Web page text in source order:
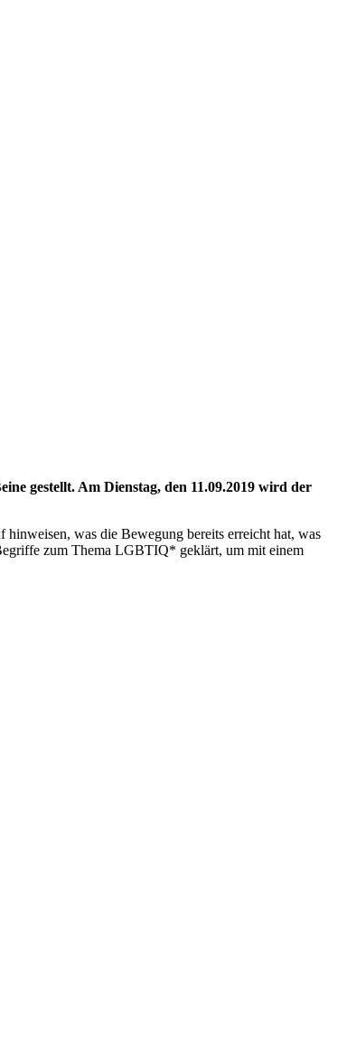
gestellt. Am Dienstag, den 11.09.2019 wird der
was die Bewegung bereits erreicht hat, was
zum Thema LGBTIQ* geklärt, um mit einem